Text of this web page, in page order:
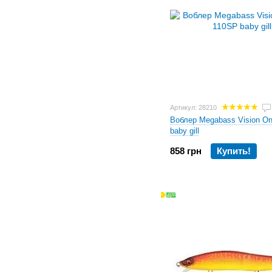
Артикул: 28210
Воблер Megabass Vision
baby gill
858 грн Купить!